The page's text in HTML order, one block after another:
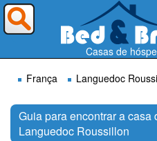
Casas de
França
Languedoc
Guia para encontrar a
Languedoc Roussillon
Para onde deseja ir ?